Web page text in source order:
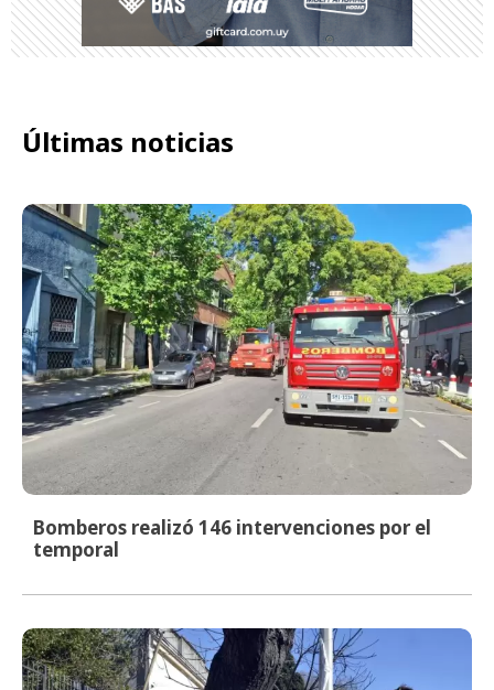
Últimas noticias
Bomberos realizó 146 intervenciones por el
temporal